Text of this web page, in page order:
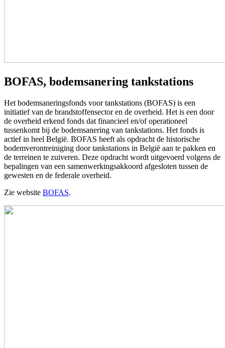
BOFAS, bodemsanering tankstations
Het bodemsaneringsfonds voor tankstations (BOFAS) is een
initiatief van de brandstoffensector en de overheid. Het is een door
de overheid erkend fonds dat financieel en/of operationeel
tussenkomt bij de bodemsanering van tankstations. Het fonds is
actief in heel België. BOFAS heeft als opdracht de historische
bodemverontreiniging door tankstations in België aan te pakken en
de terreinen te zuiveren. Deze opdracht wordt uitgevoerd volgens de
bepalingen van een samenwerkingsakkoord afgesloten tussen de
gewesten en de federale overheid.
Zie website BOFAS.